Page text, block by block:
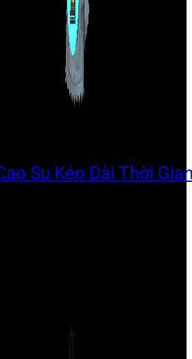
Su Kéo Dài Thời